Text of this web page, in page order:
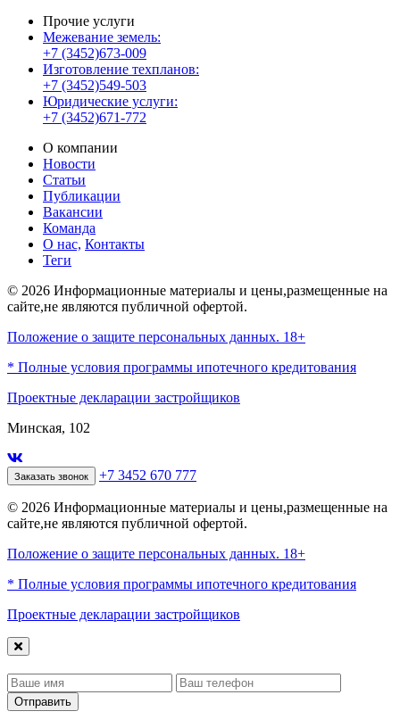
Прочие услуги
Межевание земель:
+7 (3452)673-009
Изготовление техпланов:
+7 (3452)549-503
Юридические услуги:
+7 (3452)671-772
О компании
Новости
Статьи
Публикации
Вакансии
Команда
О нас, Контакты
Теги
© 2026 Информационные материалы и цены,размещенные на
сайте,не являются публичной офертой.
Положение о защите персональных данных. 18+
* Полные условия программы ипотечного кредитования
Проектные декларации застройщиков
Минская, 102
Заказать звонок +7 3452 670 777
© 2026 Информационные материалы и цены,размещенные на
сайте,не являются публичной офертой.
Положение о защите персональных данных. 18+
* Полные условия программы ипотечного кредитования
Проектные декларации застройщиков
Отправить